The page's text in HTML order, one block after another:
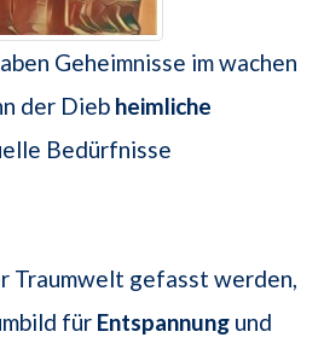
Geheimnisse im wachen
der Dieb heimliche
Bedürfnisse
Traumwelt gefasst werden,
für Entspannung und